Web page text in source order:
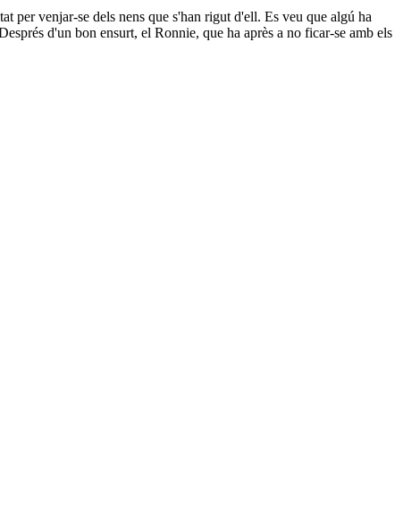
per venjar-se dels nens que s'han rigut d'ell. Es veu que algú ha
d'un bon ensurt, el Ronnie, que ha après a no ficar-se amb els